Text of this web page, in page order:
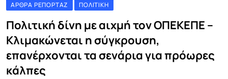
ΆΡΘΡΑ ΡΕΠΟΡΤΆΖ ΠΟΛΙΤΙΚΉ
Πολιτική δίνη με αιχμή τον ΟΠΕΚΕΠΕ –
Κλιμακώνεται η σύγκρουση,
επανέρχονται τα σενάρια για πρόωρες
κάλπες